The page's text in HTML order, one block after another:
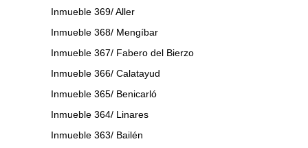
Inmueble 369/ Aller
Inmueble 368/ Mengíbar
Inmueble 367/ Fabero del Bierzo
Inmueble 366/ Calatayud
Inmueble 365/ Benicarló
Inmueble 364/ Linares
Inmueble 363/ Bailén